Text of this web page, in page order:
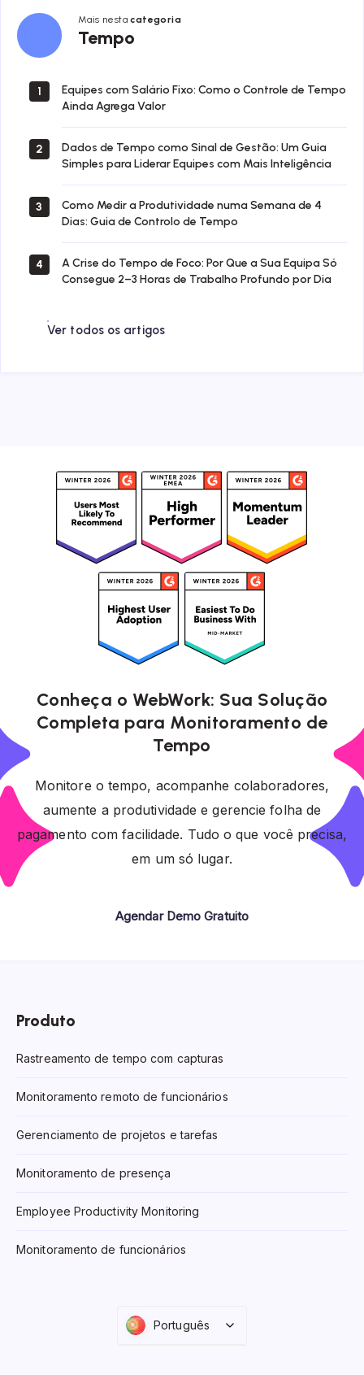
Mais nestacategoria
Tempo
Tempo
1
Equipes com Salário Fixo: Como o Controle de Tempo
Ainda Agrega Valor
2
Dados de Tempo como Sinal de Gestão: Um Guia
Simples para Liderar Equipes com Mais Inteligência
3
Como Medir a Produtividade numa Semana de 4
Dias: Guia de Controlo de Tempo
4
A Crise do Tempo de Foco: Por Que a Sua Equipa Só
Consegue 2–3 Horas de Trabalho Profundo por Dia
Ver todos os artigos
Conheça o WebWork: Sua Solução
Completa para Monitoramento de
Tempo
Monitore o tempo, acompanhe colaboradores,
aumente a produtividade e gerencie folha de
pagamento com facilidade. Tudo o que você precisa,
em um só lugar.
Agendar Demo Gratuito
Produto
Rastreamento de tempo com capturas
Monitoramento remoto de funcionários
Gerenciamento de projetos e tarefas
Monitoramento de presença
Employee Productivity Monitoring
Monitoramento de funcionários
Português